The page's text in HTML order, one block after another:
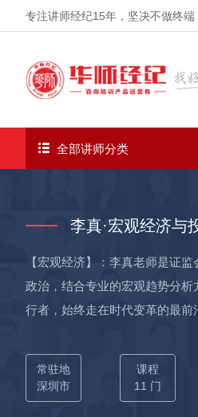
专注讲师经纪15年 ，坚决不做终端
全部讲师分类
李真·宏观经济与
【宏观经济】：李真老师是证
政治，结合专业的宏观趋势分
行者，始终走在时代变革的最
拥有证券公司、投资公司、上市
成功300+家企业进行投融资对
视、广东卫视、湖北卫视等多
常驻地
深圳市
课程
11 门